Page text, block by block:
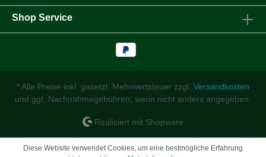
Shop Service
* Alle Preise inkl. gesetzl. Mehrwertsteuer zzgl. Versandkosten
und ggf. Nachnahmegebühren, wenn nicht anders angegeben.
Realisiert mit Shopware
Diese Website verwendet Cookies, um eine bestmögliche Erfahrung